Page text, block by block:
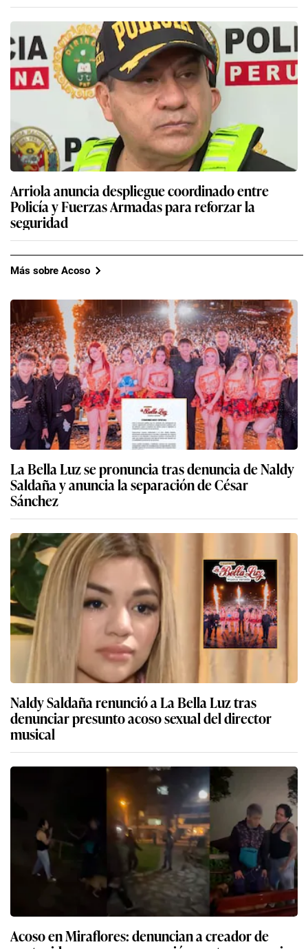
Arriola anuncia despliegue coordinado entre
Policía y Fuerzas Armadas para reforzar la
seguridad
Más sobre Acoso
La Bella Luz se pronuncia tras denuncia de Naldy
Saldaña y anuncia la separación de César
Sánchez
Naldy Saldaña renunció a La Bella Luz tras
denunciar presunto acoso sexual del director
musical
Acoso en Miraflores: denuncian a creador de